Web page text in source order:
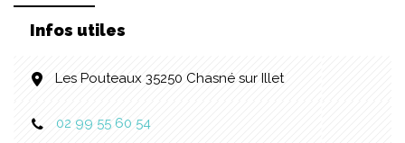
Infos utiles
Les Pouteaux 35250 Chasné sur Illet
02 99 55 60 54